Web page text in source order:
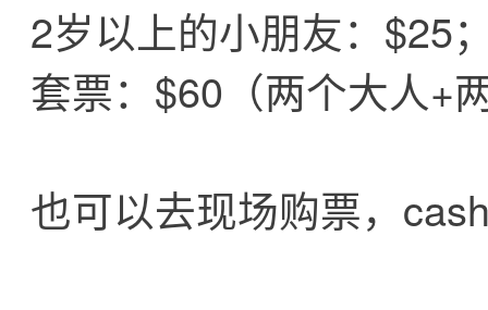
2岁以上的小朋友：$25
套票：$60（两个大人+
也可以去现场购票，